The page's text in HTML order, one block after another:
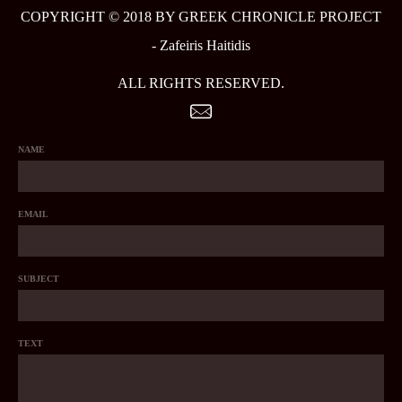
COPYRIGHT © 2018 BY GREEK CHRONICLE PROJECT
- Zafeiris Haitidis
ALL RIGHTS RESERVED.
NAME
EMAIL
SUBJECT
TEXT